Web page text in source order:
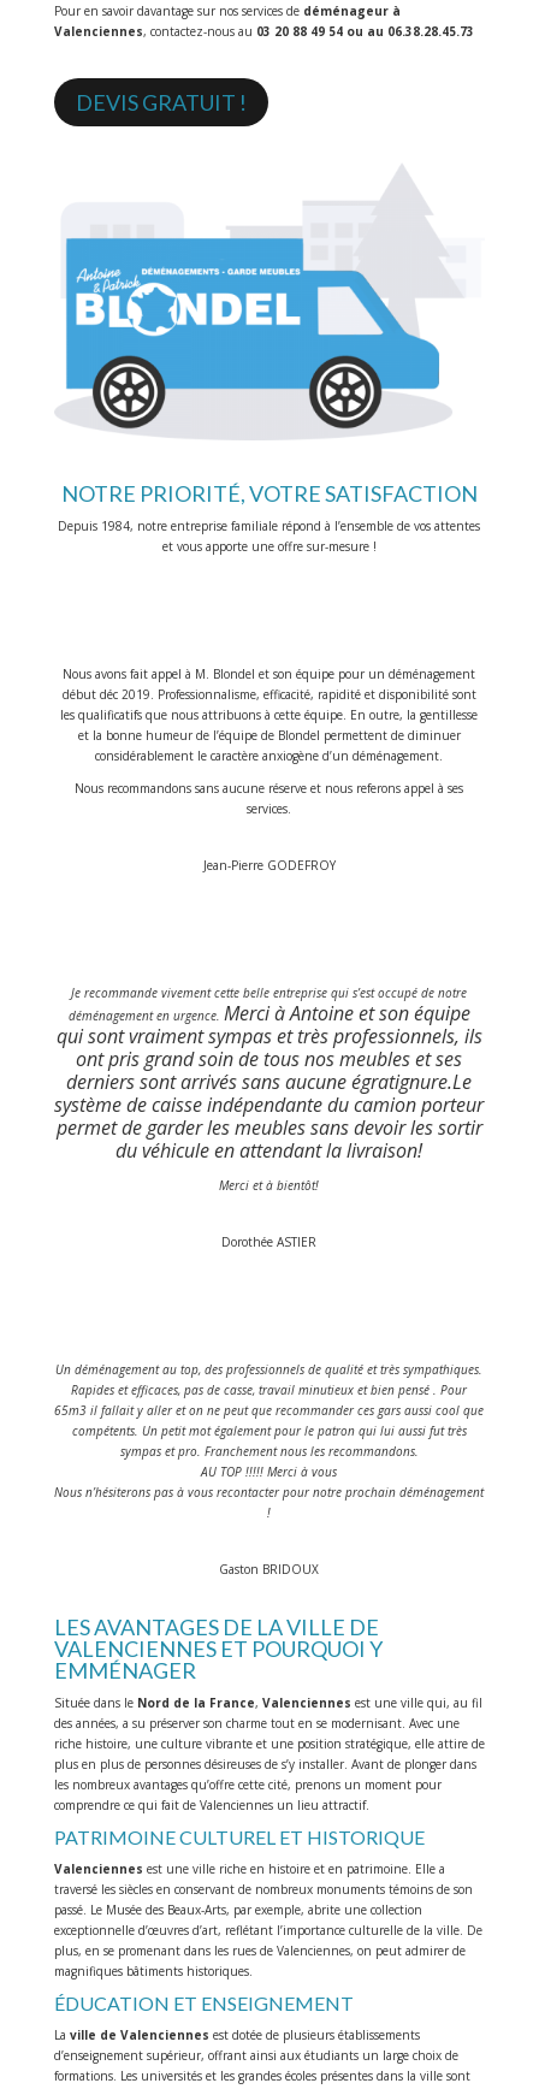
Pour en savoir davantage sur nos services de déménageur à
Valenciennes, contactez-nous au 03 20 88 49 54 ou au 06.38.28.45.73
DEVIS GRATUIT !
NOTRE PRIORITÉ, VOTRE SATISFACTION
Depuis 1984, notre entreprise familiale répond à l’ensemble de vos attentes
et vous apporte une offre sur-mesure !
Nous avons fait appel à M. Blondel et son équipe pour un déménagement
début déc 2019. Professionnalisme, efficacité, rapidité et disponibilité sont
les qualificatifs que nous attribuons à cette équipe. En outre, la gentillesse
et la bonne humeur de l’équipe de Blondel permettent de diminuer
considérablement le caractère anxiogène d’un déménagement.
Nous recommandons sans aucune réserve et nous referons appel à ses
services.
Jean-Pierre GODEFROY
Je recommande vivement cette belle entreprise qui s’est occupé de notre
déménagement en urgence. Merci à Antoine et son équipe
qui sont vraiment sympas et très professionnels, ils
ont pris grand soin de tous nos meubles et ses
derniers sont arrivés sans aucune égratignure.Le
système de caisse indépendante du camion porteur
permet de garder les meubles sans devoir les sortir
du véhicule en attendant la livraison!
Merci et à bientôt!
Dorothée ASTIER
Un déménagement au top, des professionnels de qualité et très sympathiques.
Rapides et efficaces, pas de casse, travail minutieux et bien pensé . Pour
65m3 il fallait y aller et on ne peut que recommander ces gars aussi cool que
compétents. Un petit mot également pour le patron qui lui aussi fut très
sympas et pro. Franchement nous les recommandons.
AU TOP !!!!! Merci à vous
Nous n’hésiterons pas à vous recontacter pour notre prochain déménagement
!
Gaston BRIDOUX
LES AVANTAGES DE LA VILLE DE
VALENCIENNES ET POURQUOI Y
EMMÉNAGER
Située dans le Nord de la France, Valenciennes est une ville qui, au fil
des années, a su préserver son charme tout en se modernisant. Avec une
riche histoire, une culture vibrante et une position stratégique, elle attire de
plus en plus de personnes désireuses de s’y installer. Avant de plonger dans
les nombreux avantages qu’offre cette cité, prenons un moment pour
comprendre ce qui fait de Valenciennes un lieu attractif.
PATRIMOINE CULTUREL ET HISTORIQUE
Valenciennes est une ville riche en histoire et en patrimoine. Elle a
traversé les siècles en conservant de nombreux monuments témoins de son
passé. Le Musée des Beaux-Arts, par exemple, abrite une collection
exceptionnelle d’œuvres d’art, reflétant l’importance culturelle de la ville. De
plus, en se promenant dans les rues de Valenciennes, on peut admirer de
magnifiques bâtiments historiques.
ÉDUCATION ET ENSEIGNEMENT
La ville de Valenciennes est dotée de plusieurs établissements
d’enseignement supérieur, offrant ainsi aux étudiants un large choix de
formations. Les universités et les grandes écoles présentes dans la ville sont